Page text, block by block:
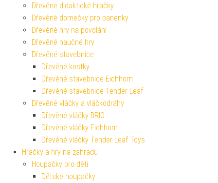
Dřevěné didaktické hračky
Dřevěné domečky pro panenky
Dřevěné hry na povolání
Dřevěné naučné hry
Dřevěné stavebnice
Dřevěné kostky
Dřevěné stavebnice Eichhorn
Dřevěné stavebnice Tender Leaf
Dřevěné vláčky a vláčkodráhy
Dřevěné vláčky BRIO
Dřevěné vláčky Eichhorn
Dřevěné vláčky Tender Leaf Toys
Hračky a hry na zahradu
Houpačky pro děti
Dětské houpačky